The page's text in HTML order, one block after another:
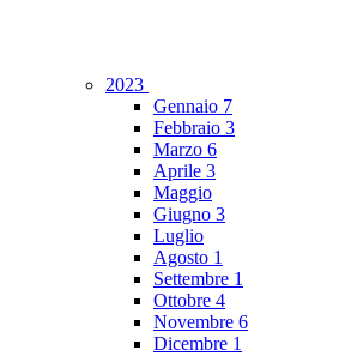
2023
Gennaio 7
Febbraio 3
Marzo 6
Aprile 3
Maggio
Giugno 3
Luglio
Agosto 1
Settembre 1
Ottobre 4
Novembre 6
Dicembre 1